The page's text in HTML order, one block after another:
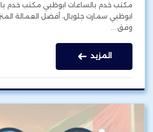
مكتب خدم بالساعات ابوظبي مكتب خدم
ابوظبي سمارت جلوبال، أفضل العمالة
وفق…
المزيد